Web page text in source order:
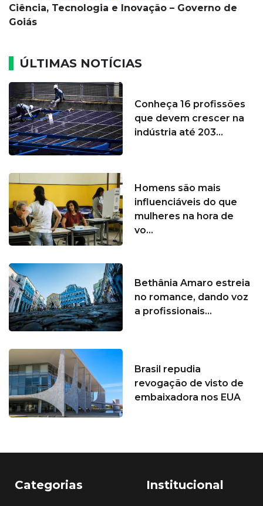
Ciência, Tecnologia e Inovação – Governo de
Goiás
ÚLTIMAS NOTÍCIAS
Conheça 16 profissões
que devem crescer na
indústria até 203...
Homens são mais
influenciáveis do que
mulheres na hora de
vo...
Bethânia Amaro estreia
no romance, dando voz
a profissionais...
Brasil repudia
revogação de visto de
embaixadora nos EUA
Categorias Institucional